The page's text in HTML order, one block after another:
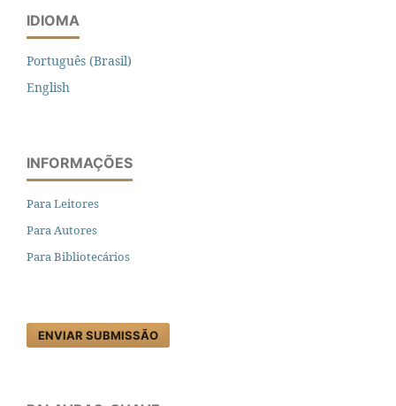
IDIOMA
Português (Brasil)
English
INFORMAÇÕES
Para Leitores
Para Autores
Para Bibliotecários
ENVIAR SUBMISSÃO